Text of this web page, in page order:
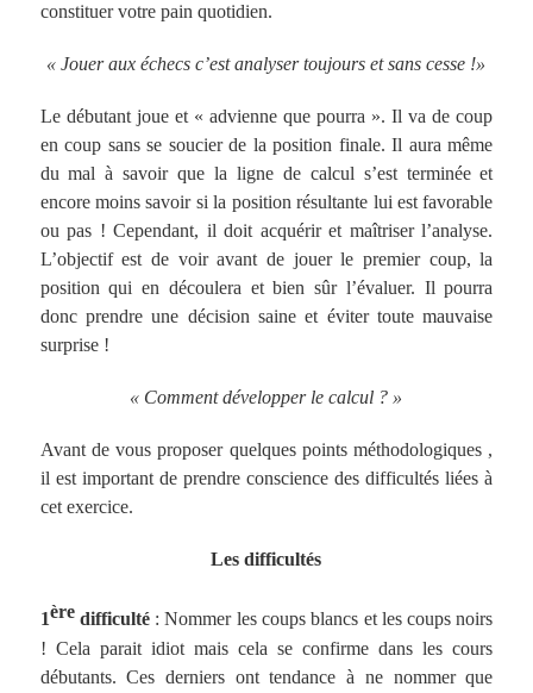
constituer votre pain quotidien.
« Jouer aux échecs c’est analyser toujours et sans cesse !»
Le débutant joue et « advienne que pourra ». Il va de coup
en coup sans se soucier de la position finale. Il aura même
du mal à savoir que la ligne de calcul s’est terminée et
encore moins savoir si la position résultante lui est favorable
ou pas ! Cependant, il doit acquérir et maîtriser l’analyse.
L’objectif est de voir avant de jouer le premier coup, la
position qui en découlera et bien sûr l’évaluer. Il pourra
donc prendre une décision saine et éviter toute mauvaise
surprise !
« Comment développer le calcul ? »
Avant de vous proposer quelques points méthodologiques ,
il est important de prendre conscience des difficultés liées à
cet exercice.
Les difficultés
1èredifficulté: Nommer les coups blancs et les coups noirs
! Cela parait idiot mais cela se confirme dans les cours
débutants. Ces derniers ont tendance à ne nommer que